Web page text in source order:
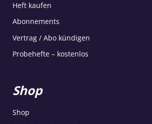
Heft kaufen
Abonnements
Vertrag / Abo kündigen
Probehefte – kostenlos
Shop
Shop